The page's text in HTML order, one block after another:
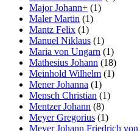
Major Johann+ (1)
Maler Martin (1)
Mantz Felix (1)
Manuel Niklaus (1)
Maria von Ungarn (1)
Mathesius Johann (18)
Meinhold Wilhelm (1)
Mener Johanna (1)
Mensch Christian (1)
Mentzer Johann (8)
Meyer Gregorius (1)
Meyer Johann Friedrich von